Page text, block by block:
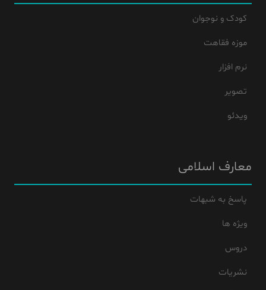
کودک و نوجوان
موزه فقاهت
نرم افزار
تصویر
ویدئو
معارف اسلامی
پاسخ به شبهات
ویژه ها
دروس
نشریات